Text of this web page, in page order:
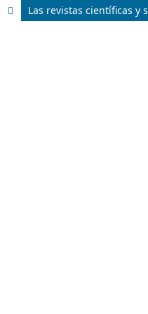
Las revistas científicas